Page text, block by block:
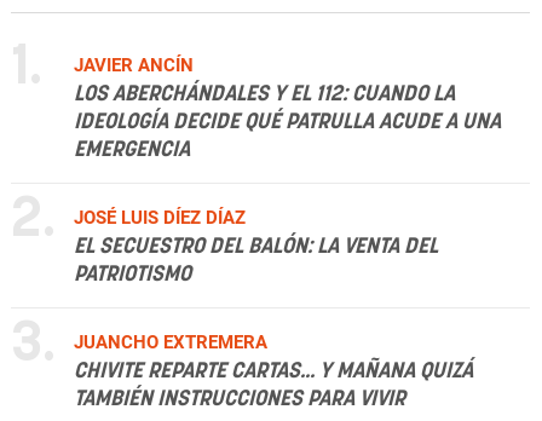
1.
JAVIER ANCÍN
LOS ABERCHÁNDALES Y EL 112: CUANDO LA
IDEOLOGÍA DECIDE QUÉ PATRULLA ACUDE A UNA
EMERGENCIA
2.
JOSÉ LUIS DÍEZ DÍAZ
EL SECUESTRO DEL BALÓN: LA VENTA DEL
PATRIOTISMO
3.
JUANCHO EXTREMERA
CHIVITE REPARTE CARTAS... Y MAÑANA QUIZÁ
TAMBIÉN INSTRUCCIONES PARA VIVIR